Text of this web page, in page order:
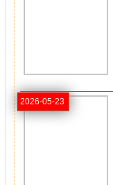
2026-05-23